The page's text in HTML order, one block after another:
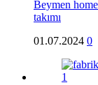
Beymen
takımı
01.07.2024 0